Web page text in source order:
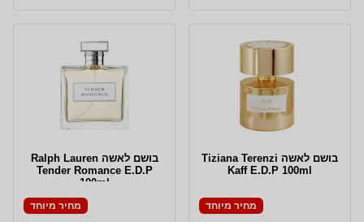
בושם לאשה Tiziana Terenzi
Kaff E.D.P 100ml
מחיר מיוחד
בושם לאשה Ralph Lauren
Tender Romance E.D.P
100ml
מחיר מיוחד